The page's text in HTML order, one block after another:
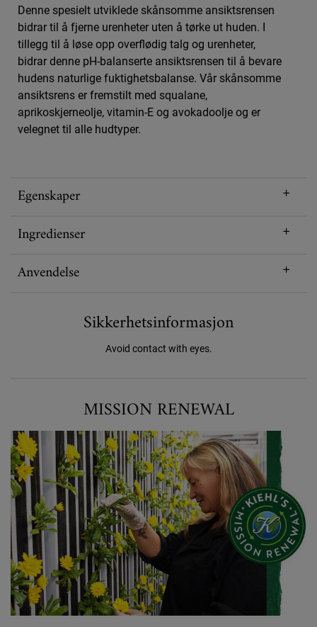
Denne spesielt utviklede skånsomme ansiktsrensen
bidrar til å fjerne urenheter uten å tørke ut huden. I
tillegg til å løse opp overflødig talg og urenheter,
bidrar denne pH-balanserte ansiktsrensen til å bevare
hudens naturlige fuktighetsbalanse. Vår skånsomme
ansiktsrens er fremstilt med squalane,
aprikoskjerneolje, vitamin-E og avokadoolje og er
velegnet til alle hudtyper.
Egenskaper
Ingredienser
Anvendelse
Sikkerhetsinformasjon
Avoid contact with eyes.
MISSION RENEWAL